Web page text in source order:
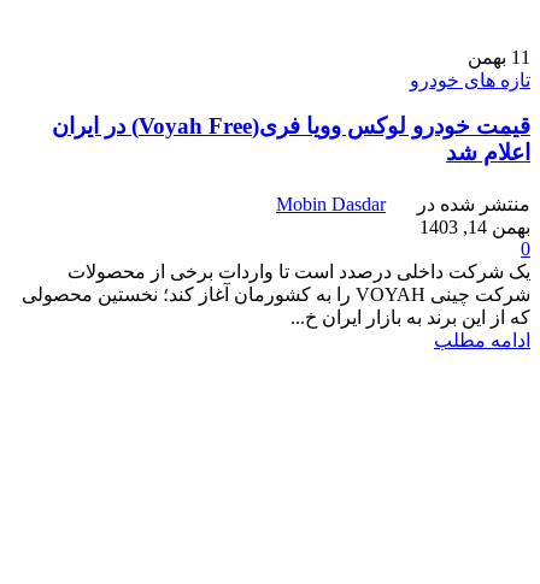
11 بهمن
تازه های خودرو
قیمت خودرو لوکس وویا فری(Voyah Free) در ایران
اعلام شد
منتشر شده در
Mobin Dasdar
بهمن 14, 1403
0
یک شرکت داخلی درصدد است تا واردات برخی از محصولات
شرکت چینی VOYAH را به کشورمان آغاز کند؛ نخستین محصولی
که از این برند به بازار ایران خ...
ادامه مطلب